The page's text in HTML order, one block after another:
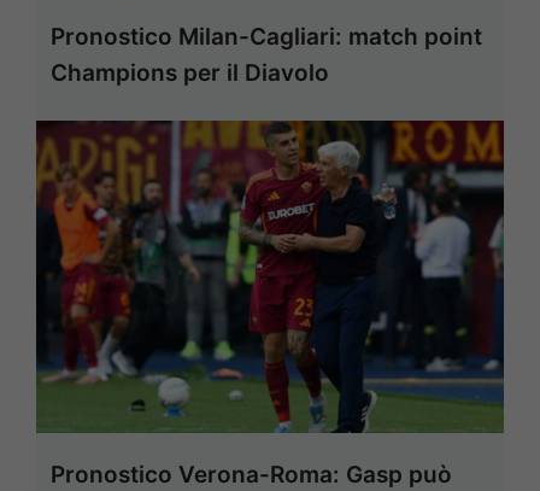
Pronostico Milan-Cagliari: match point
Champions per il Diavolo
Pronostico Verona-Roma: Gasp può